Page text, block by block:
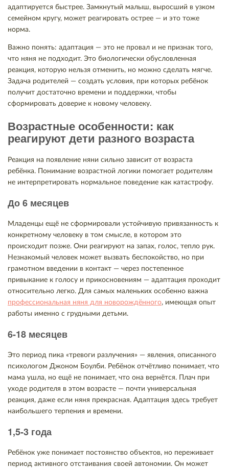
адаптируется быстрее. Замкнутый малыш, выросший в узком
семейном кругу, может реагировать острее — и это тоже
норма.
Важно понять: адаптация — это не провал и не признак того,
что няня не подходит. Это биологически обусловленная
реакция, которую нельзя отменить, но можно сделать мягче.
Задача родителей — создать условия, при которых ребёнок
получит достаточно времени и поддержки, чтобы
сформировать доверие к новому человеку.
Возрастные особенности: как
реагируют дети разного возраста
Реакция на появление няни сильно зависит от возраста
ребёнка. Понимание возрастной логики помогает родителям
не интерпретировать нормальное поведение как катастрофу.
До 6 месяцев
Младенцы ещё не сформировали устойчивую привязанность к
конкретному человеку в том смысле, в котором это
происходит позже. Они реагируют на запах, голос, тепло рук.
Незнакомый человек может вызвать беспокойство, но при
грамотном введении в контакт — через постепенное
привыкание к голосу и прикосновениям — адаптация проходит
относительно легко. Для самых маленьких особенно важна
профессиональная няня для новорождённого, имеющая опыт
работы именно с грудными детьми.
6-18 месяцев
Это период пика «тревоги разлучения» — явления, описанного
психологом Джоном Боулби. Ребёнок отчётливо понимает, что
мама ушла, но ещё не понимает, что она вернётся. Плач при
уходе родителя в этом возрасте — почти универсальная
реакция, даже если няня прекрасная. Адаптация здесь требует
наибольшего терпения и времени.
1,5-3 года
Ребёнок уже понимает постоянство объектов, но переживает
период активного отстаивания своей автономии. Он может